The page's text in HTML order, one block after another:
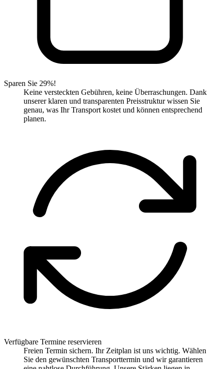
Sparen Sie 29%!
Keine versteckten Gebühren, keine Überraschungen. Dank
unserer klaren und transparenten Preisstruktur wissen Sie
genau, was Ihr Transport kostet und können entsprechend
planen.
Verfügbare Termine reservieren
Freien Termin sichern. Ihr Zeitplan ist uns wichtig. Wählen
Sie den gewünschten Transporttermin und wir garantieren